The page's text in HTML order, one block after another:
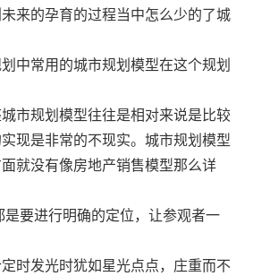
来的孕育的过程当中怎么少的了城
中常用的城市规划模型在这个规划
市规划模型往往是相对来说是比较
现是非常的不现实。城市规划模型
就没有像房地产销售模型那么详
要进行明确的定位，让参观者一
时发光时犹如星光点点，庄重而不